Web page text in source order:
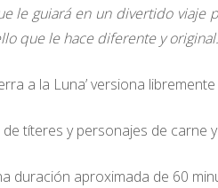
le guiará en un divertido viaje
que le hace diferente y original.
a la Luna’ versiona
títeres y personajes de carne
duración aproximada de 60